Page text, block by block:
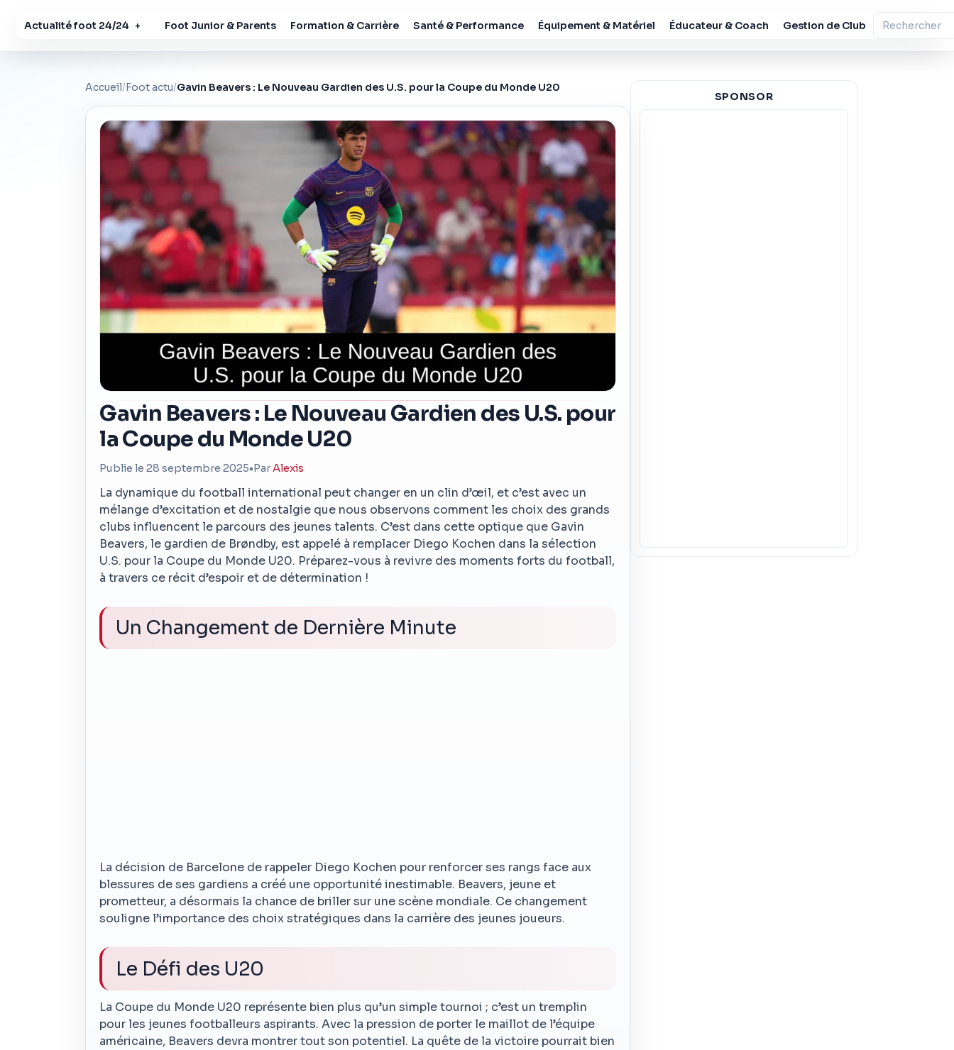
Actualité foot 24/24 + Foot Junior & Parents Formation & Carrière Santé & Performance Équipement & Matériel Éducateur & Coach Gestion de Club
Accueil/Foot actu/Gavin Beavers : Le Nouveau Gardien des U.S. pour la Coupe du Monde U20
Gavin Beavers : Le Nouveau Gardien des U.S. pour
la Coupe du Monde U20
Publie le 28 septembre 2025•ParAlexis
La dynamique du football international peut changer en un clin d’œil, et c’est avec un
mélange d’excitation et de nostalgie que nous observons comment les choix des grands
clubs influencent le parcours des jeunes talents. C’est dans cette optique que Gavin
Beavers, le gardien de Brøndby, est appelé à remplacer Diego Kochen dans la sélection
U.S. pour la Coupe du Monde U20. Préparez-vous à revivre des moments forts du football,
à travers ce récit d’espoir et de détermination !
Un Changement de Dernière Minute
La décision de Barcelone de rappeler Diego Kochen pour renforcer ses rangs face aux
blessures de ses gardiens a créé une opportunité inestimable. Beavers, jeune et
prometteur, a désormais la chance de briller sur une scène mondiale. Ce changement
souligne l’importance des choix stratégiques dans la carrière des jeunes joueurs.
Le Défi des U20
La Coupe du Monde U20 représente bien plus qu’un simple tournoi ; c’est un tremplin
pour les jeunes footballeurs aspirants. Avec la pression de porter le maillot de l’équipe
américaine, Beavers devra montrer tout son potentiel. La quête de la victoire pourrait bien
SPONSOR